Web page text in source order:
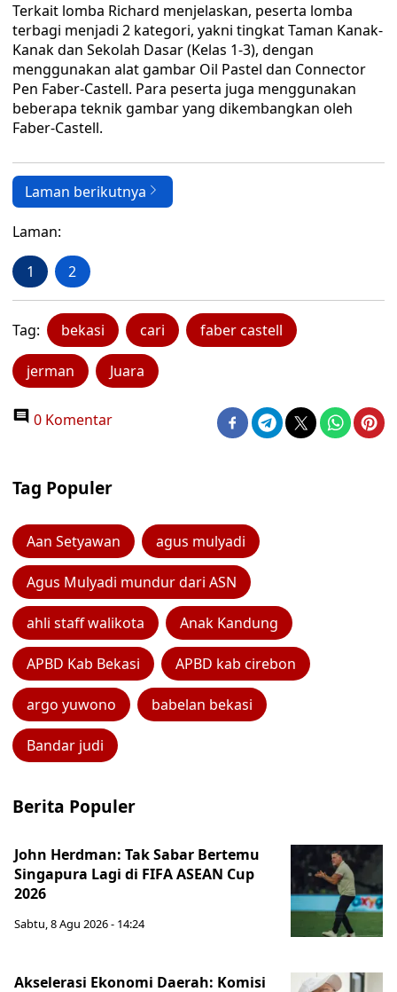
Terkait lomba Richard menjelaskan, peserta lomba
terbagi menjadi 2 kategori, yakni tingkat Taman Kanak-
Kanak dan Sekolah Dasar (Kelas 1-3), dengan
menggunakan alat gambar Oil Pastel dan Connector
Pen Faber-Castell. Para peserta juga menggunakan
beberapa teknik gambar yang dikembangkan oleh
Faber-Castell.
Laman berikutnya
Laman:
1 2
Tag: bekasi cari faber castell
jerman Juara
0 Komentar
Tag Populer
Aan Setyawan agus mulyadi
Agus Mulyadi mundur dari ASN
ahli staff walikota Anak Kandung
APBD Kab Bekasi APBD kab cirebon
argo yuwono babelan bekasi
Bandar judi
Berita Populer
John Herdman: Tak Sabar Bertemu
Singapura Lagi di FIFA ASEAN Cup
2026
Sabtu, 8 Agu 2026 - 14:24
Akselerasi Ekonomi Daerah: Komisi